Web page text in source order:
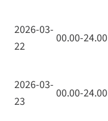
2026-03-
22
00.00-24.00
2026-03-
23
00.00-24.00